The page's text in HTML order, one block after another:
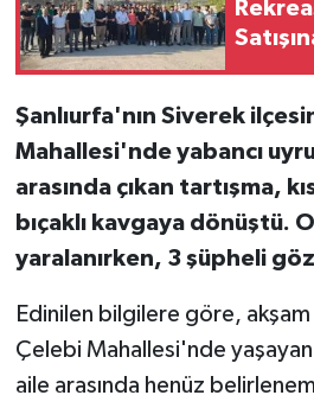
Şanlıurfa'nın Siverek
Mahallesi'nde yabancı
arasında çıkan tartışma,
bıçaklı kavgaya dönüştü.
yaralanırken, 3 şüpheli
Edinilen bilgilere göre,
Çelebi Mahallesi'nde yaşayan
aile arasında henüz